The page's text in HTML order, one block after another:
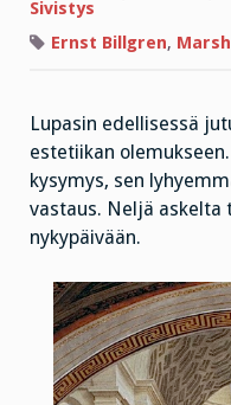
Sivistys
Ernst Billgren,
Lupasin edellisessä
estetiikan
kysymys, sen
vastaus. Neljä
nykypäivään.